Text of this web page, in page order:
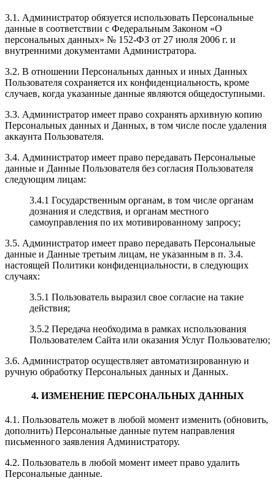
3.1. Администратор обязуется использовать Персональные
данные в соответствии с Федеральным Законом «О
персональных данных» № 152-ФЗ от 27 июля 2006 г. и
внутренними документами Администратора.
3.2. В отношении Персональных данных и иных Данных
Пользователя сохраняется их конфиденциальность, кроме
случаев, когда указанные данные являются общедоступными.
3.3. Администратор имеет право сохранять архивную копию
Персональных данных и Данных, в том числе после удаления
аккаунта Пользователя.
3.4. Администратор имеет право передавать Персональные
данные и Данные Пользователя без согласия Пользователя
следующим лицам:
3.4.1 Государственным органам, в том числе органам
дознания и следствия, и органам местного
самоуправления по их мотивированному запросу;
3.5. Администратор имеет право передавать Персональные
данные и Данные третьим лицам, не указанным в п. 3.4.
настоящей Политики конфиденциальности, в следующих
случаях:
3.5.1 Пользователь выразил свое согласие на такие
действия;
3.5.2 Передача необходима в рамках использования
Пользователем Сайта или оказания Услуг Пользователю;
3.6. Администратор осуществляет автоматизированную и
ручную обработку Персональных данных и Данных.
4. ИЗМЕНЕНИЕ ПЕРСОНАЛЬНЫХ ДАННЫХ
4.1. Пользователь может в любой момент изменить (обновить,
дополнить) Персональные данные путем направления
письменного заявления Администратору.
4.2. Пользователь в любой момент имеет право удалить
Персональные данные.